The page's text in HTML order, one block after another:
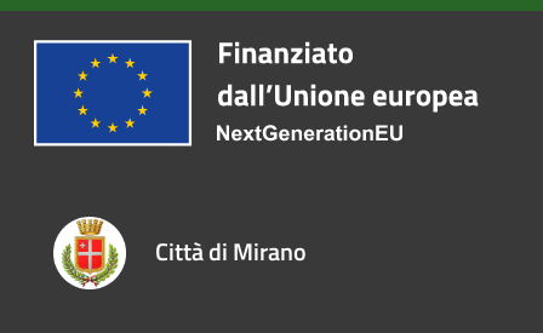
Città di Mirano